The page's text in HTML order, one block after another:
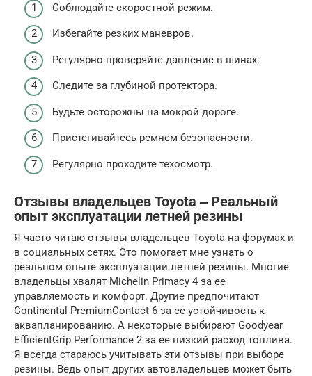
Соблюдайте скоростной режим.
Избегайте резких маневров.
Регулярно проверяйте давление в шинах.
Следите за глубиной протектора.
Будьте осторожны на мокрой дороге.
Пристегивайтесь ремнем безопасности.
Регулярно проходите техосмотр.
Отзывы владельцев Toyota ‒ Реальный
опыт эксплуатации летней резины
Я часто читаю отзывы владельцев Toyota на форумах и
в социальных сетях. Это помогает мне узнать о
реальном опыте эксплуатации летней резины. Многие
владельцы хвалят Michelin Primacy 4 за ее
управляемость и комфорт. Другие предпочитают
Continental PremiumContact 6 за ее устойчивость к
аквапланированию. А некоторые выбирают Goodyear
EfficientGrip Performance 2 за ее низкий расход топлива.
Я всегда стараюсь учитывать эти отзывы при выборе
резины. Ведь опыт других автовладельцев может быть